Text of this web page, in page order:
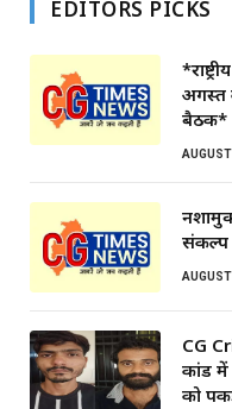
EDITORS PICKS
अगस्त
बैठक*
संकल्प
CG
कांड में
को